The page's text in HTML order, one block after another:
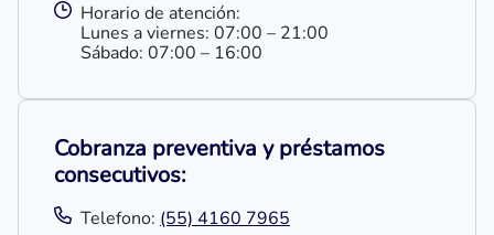
Horario de atención:
Lunes a viernes: 07:00 – 21:00
Sábado: 07:00 – 16:00​
Cobranza preventiva y préstamos
consecutivos:
Telefono: (55) 4160 7965